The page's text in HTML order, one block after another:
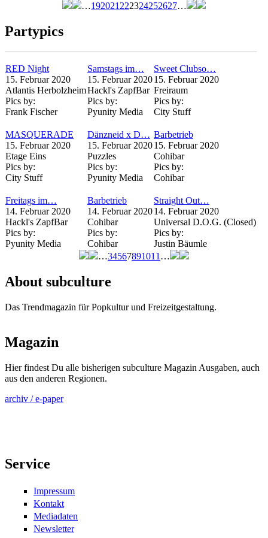
…192021 222324252627…
Partypics
RED Night
15. Februar 2020
Atlantis Herbolzheim
Pics by:
Frank Fischer
Samstags im…
15. Februar 2020
Hackl's ZapfBar
Pics by:
Pyunity Media
Sweet Clubso…
15. Februar 2020
Freiraum
Pics by:
City Stuff
MASQUERADE
15. Februar 2020
Etage Eins
Pics by:
City Stuff
Dänzneid x D…
15. Februar 2020
Puzzles
Pics by:
Pyunity Media
Barbetrieb
15. Februar 2020
Cohibar
Pics by:
Cohibar
Freitags im…
14. Februar 2020
Hackl's ZapfBar
Pics by:
Pyunity Media
Barbetrieb
14. Februar 2020
Cohibar
Pics by:
Cohibar
Straight Out…
14. Februar 2020
Universal D.O.G. (Closed)
Pics by:
Justin Bäumle
…34567891011 …
About subculture
Das Trendmagazin für Popkultur und Freizeitgestaltung.
Magazin
Hier findest Du alle bisherigen subculture Magazin Ausgaben, auch
aus den anderen Regionen.
archiv / e-paper
Service
Impressum
Kontakt
Mediadaten
Newsletter